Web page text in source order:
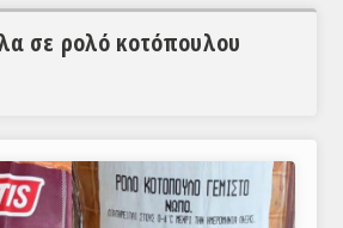
σε ρολό κοτόπουλου